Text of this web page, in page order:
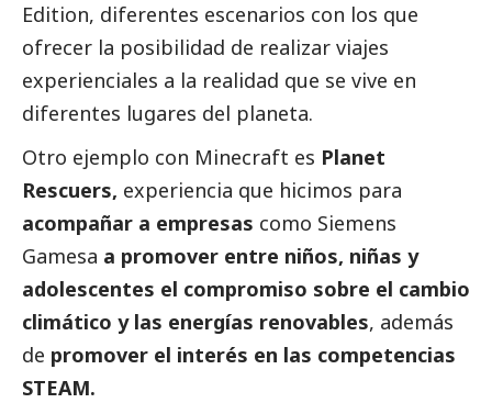
Edition, diferentes escenarios con los que
ofrecer la posibilidad de realizar viajes
experienciales a la realidad que se vive en
diferentes lugares del planeta.
Otro ejemplo con Minecraft es Planet
Rescuers, experiencia que hicimos para
acompañar a empresas como Siemens
Gamesa a promover entre niños, niñas y
adolescentes el compromiso sobre el cambio
climático y las energías renovables, además
de promover el interés en las competencias
STEAM.